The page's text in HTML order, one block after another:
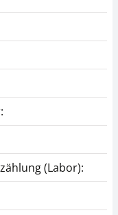
(Labor):